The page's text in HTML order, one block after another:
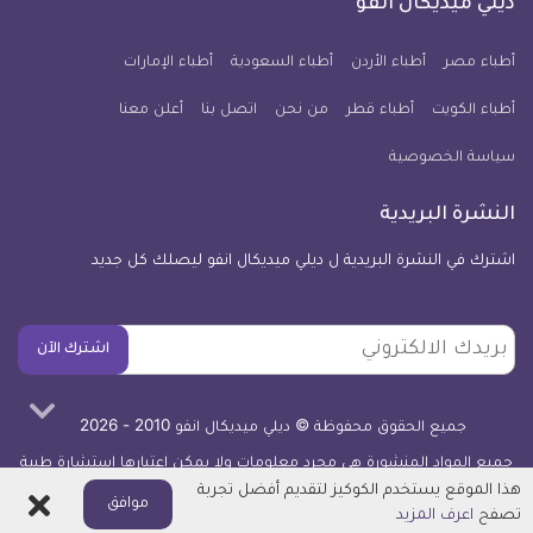
معلومة
للآيفون
ديلي ميديكال انفو
أطباء مصر أطباء الأردن أطباء السعودية أطباء الإمارات
أطباء الكويت أطباء قطر من نحن اتصل بنا أعلن معنا
سياسة الخصوصية
النشرة البريدية
اشترك في النشرة البريدية ل ديلي ميديكال انفو ليصلك كل جديد
بريدك
الالكتروني
اشترك الآن
جميع الحقوق محفوظة © ديلي ميديكال انفو 2010 - 2026
جميع المواد المنشورة هي مجرد معلومات ولا يمكن اعتبارها استشارة طبية
أو توصية علاجية - اعرف المزيد
هذا الموقع يستخدم الكوكيز لتقديم أفضل تجربة
تصفح اعرف المزيد
موافق اغلاق